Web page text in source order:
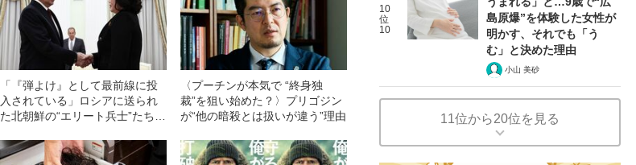
「『弾よけ』として最前線に投
入されている」ロシアに送られ
た北朝鮮の“エリート兵士”たちを
〈プーチンが本気で “終身独
裁”を狙い始めた？〉プリゴジン
が“他の暗殺とは扱いが違う”理由
10
位
10
島原爆”を体験した女性が
明かす、それでも「う
む」と決めた理由
小山 美砂
11位から20位を見る